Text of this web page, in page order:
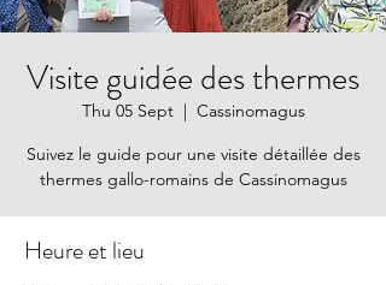
Visite guidée des thermes
Thu 05 Sept
  |
Cassinomagus
Suivez le guide pour une visite détaillée des
thermes gallo-romains de Cassinomagus
Heure et lieu